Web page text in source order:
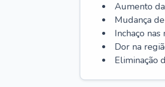
Aumento
Mudança
Inchaço nas
Dor na
Eliminação